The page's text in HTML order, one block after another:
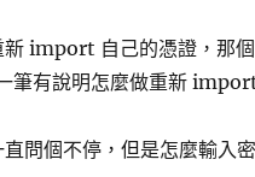
import 自己的憑證，那
筆有說明怎麼做重新
問個不停，但是怎麼輸入